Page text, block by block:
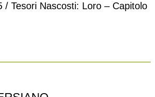
/ Tesori Nascosti: Loro – Capitolo